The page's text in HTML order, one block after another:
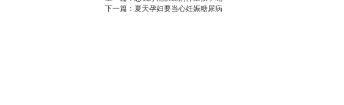
下一篇： 夏天孕妇要当心妊娠糖尿病